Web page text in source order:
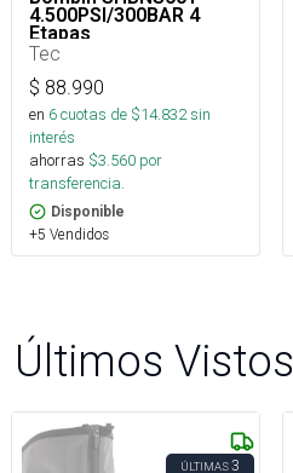
4.500PSI/300BAR 4
Etapas
Tec
$ 88.990
en 6cuotas de $14.832sin
interés
ahorras $3.560 por
transferencia.
Disponible
+5 Vendidos
Últimos Vistos
ÚLTIMAS3